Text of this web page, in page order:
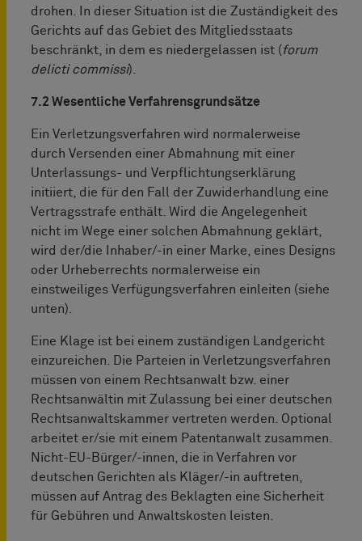
drohen. In dieser Situation ist die Zuständigkeit des
Gerichts auf das Gebiet des Mitgliedsstaats
beschränkt, in dem es niedergelassen ist (forum
delicti commissi).
7.2 Wesentliche Verfahrensgrundsätze
Ein Verletzungsverfahren wird normalerweise
durch Versenden einer Abmahnung mit einer
Unterlassungs- und Verpflichtungserklärung
initiiert, die für den Fall der Zuwiderhandlung eine
Vertragsstrafe enthält. Wird die Angelegenheit
nicht im Wege einer solchen Abmahnung geklärt,
wird der/die Inhaber/-in einer Marke, eines Designs
oder Urheberrechts normalerweise ein
einstweiliges Verfügungsverfahren einleiten (siehe
unten).
Eine Klage ist bei einem zuständigen Landgericht
einzureichen. Die Parteien in Verletzungsverfahren
müssen von einem Rechtsanwalt bzw. einer
Rechtsanwältin mit Zulassung bei einer deutschen
Rechtsanwaltskammer vertreten werden. Optional
arbeitet er/sie mit einem Patentanwalt zusammen.
Nicht-EU-Bürger/-innen, die in Verfahren vor
deutschen Gerichten als Kläger/-in auftreten,
müssen auf Antrag des Beklagten eine Sicherheit
für Gebühren und Anwaltskosten leisten.